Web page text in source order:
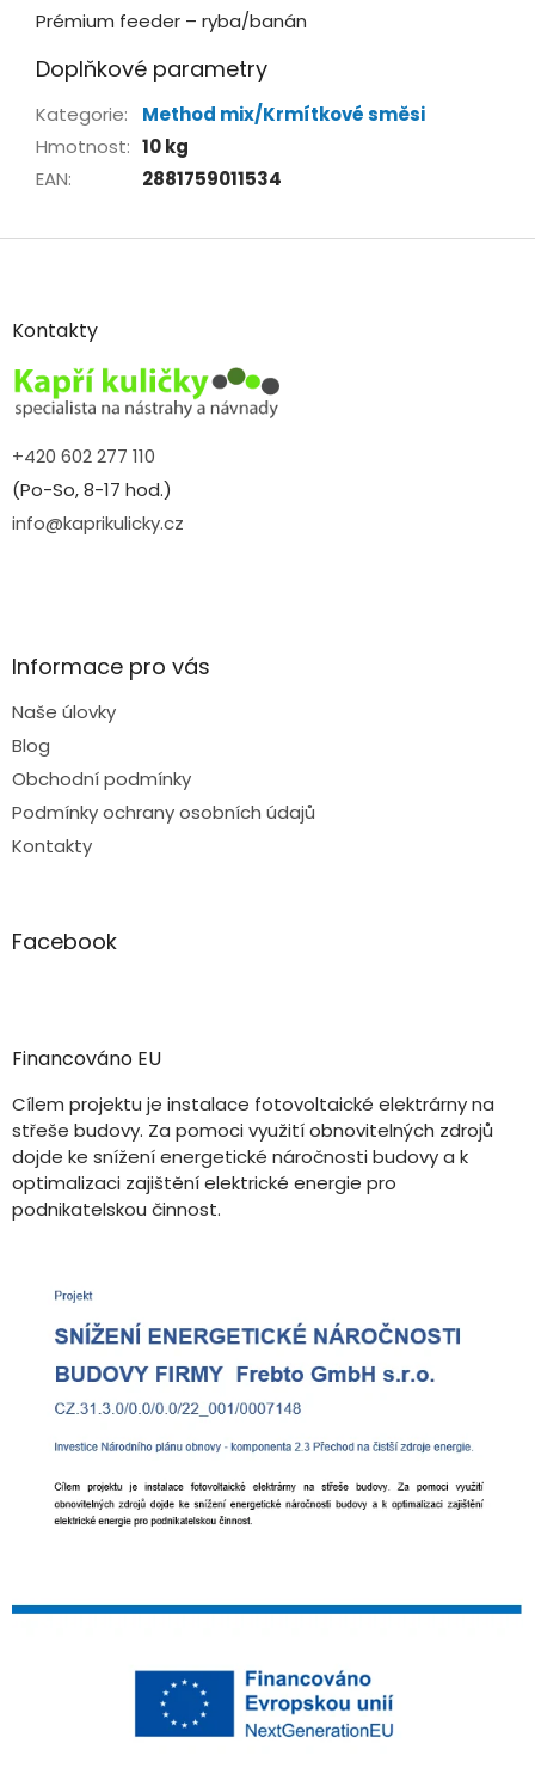
Prémium feeder – ryba/banán
Doplňkové parametry
Kategorie:
Method mix/Krmítkové směsi
Hmotnost: 10 kg
EAN: 2881759011534
Z
aKontakty
+420 602 277 110
(Po-So, 8-17 hod.)
info@kaprikulicky.cz
Informace pro vás
Naše úlovky
Blog
Obchodní podmínky
Podmínky ochrany osobních údajů
Kontakty
Facebook
Financováno EU
Cílem projektu je instalace fotovoltaické elektrárny na
střeše budovy. Za pomoci využití obnovitelných zdrojů
dojde ke snížení energetické náročnosti budovy a k
optimalizaci zajištění elektrické energie pro
podnikatelskou činnost.